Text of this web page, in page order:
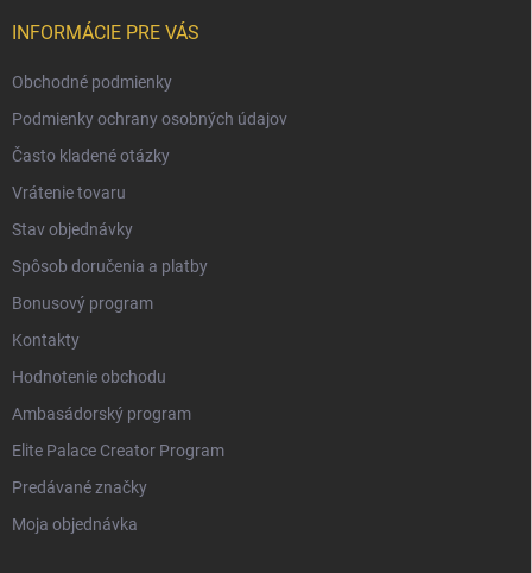
INFORMÁCIE PRE VÁS
Obchodné podmienky
Podmienky ochrany osobných údajov
Často kladené otázky
Vrátenie tovaru
Stav objednávky
Spôsob doručenia a platby
Bonusový program
Kontakty
Hodnotenie obchodu
Ambasádorský program
Elite Palace Creator Program
Predávané značky
Moja objednávka